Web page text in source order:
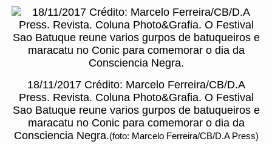
18/11/2017 Crédito: Marcelo Ferreira/CB/D.A
Press. Revista. Coluna Photo&Grafia. O Festival
Sao Batuque reune varios gurpos de batuqueiros e
maracatu no Conic para comemorar o dia da
Consciencia Negra.(foto: Marcelo Ferreira/CB/D.A Press)